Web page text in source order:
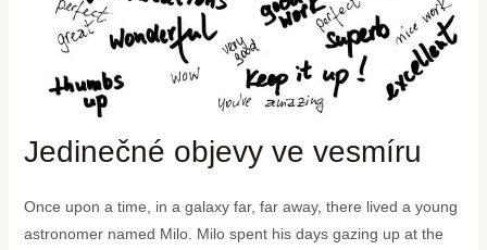
Jedinečné objevy ve vesmíru
Once upon a time, in a galaxy far, far away, there lived a young
astronomer named Milo. Milo spent his days gazing up at the